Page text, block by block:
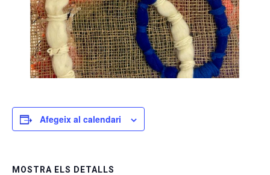
Afegeix al calendari
MOSTRA ELS DETALLS